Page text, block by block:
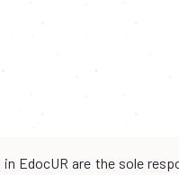
EdocUR are the sole